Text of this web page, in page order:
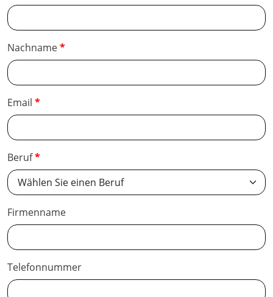
Nachname
Email
Beruf
Firmenname
Telefonnummer